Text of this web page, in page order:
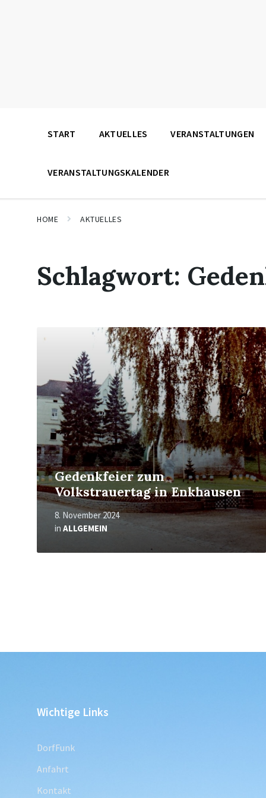
START AKTUELLES VERANSTALTUNGEN
VERANSTALTUNGSKALENDER
HOME AKTUELLES
Schlagwort:
Gedenkfeier zum
Volkstrauertag in Enkhausen
8. November 2024
in ALLGEMEIN
erfahren
Wichtige Links
DorfFunk
Anfahrt
Kontakt